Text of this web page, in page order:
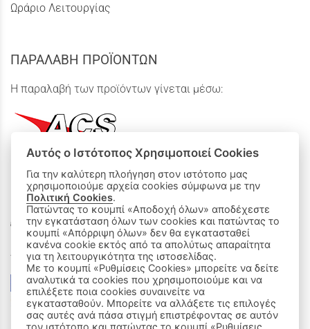
Ωράριο Λειτουργίας
ΠΑΡΑΛΑΒΗ ΠΡΟΪΟΝΤΩΝ
Η παραλαβή των προϊόντων γίνεται μέσω:
ΟΙ ΑΓΟΡΕΣ ΜΟΥ
Καλάθι Αγορών
Δεχόμαστε όλες τις πιστωτικές κάρτες:
Αυτός ο Ιστότοπος Χρησιμοποιεί Cookies
Για την καλύτερη πλοήγηση στον ιστότοπο μας
χρησιμοποιούμε αρχεία cookies σύμφωνα με την
Πολιτική Cookies.
Πατώντας το κουμπί «Αποδοχή όλων» αποδέχεστε
την εγκατάσταση όλων των cookies και πατώντας το
κουμπί «Απόρριψη όλων» δεν θα εγκατασταθεί
κανένα cookie εκτός από τα απολύτως απαραίτητα
για τη λειτουργικότητα της ιστοσελίδας.
Με το κουμπί «Ρυθμίσεις Cookies» μπορείτε να δείτε
αναλυτικά τα cookies που χρησιμοποιούμε και να
επιλέξετε ποια cookies συναινείτε να
εγκατασταθούν. Μπορείτε να αλλάξετε τις επιλογές
σας αυτές ανά πάσα στιγμή επιστρέφοντας σε αυτόν
τον ιστότοπο και πατώντας το κουμπί «Ρυθμίσεις